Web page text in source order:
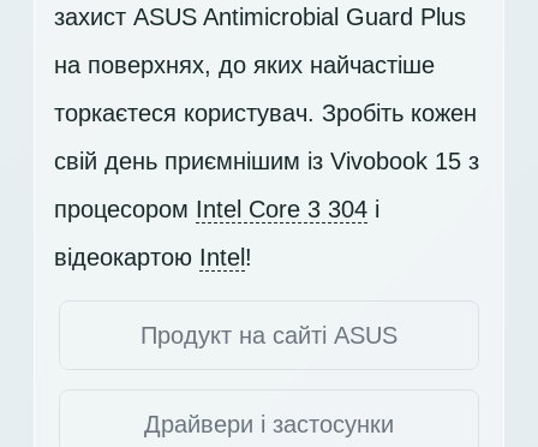
захист ASUS Antimicrobial Guard Plus
на поверхнях, до яких найчастіше
торкаєтеся користувач. Зробіть кожен
свій день приємнішим із Vivobook 15 з
процесором Intel Core 3 304 і
відеокартою Intel !
Продукт на сайті ASUS
Драйвери і застосунки